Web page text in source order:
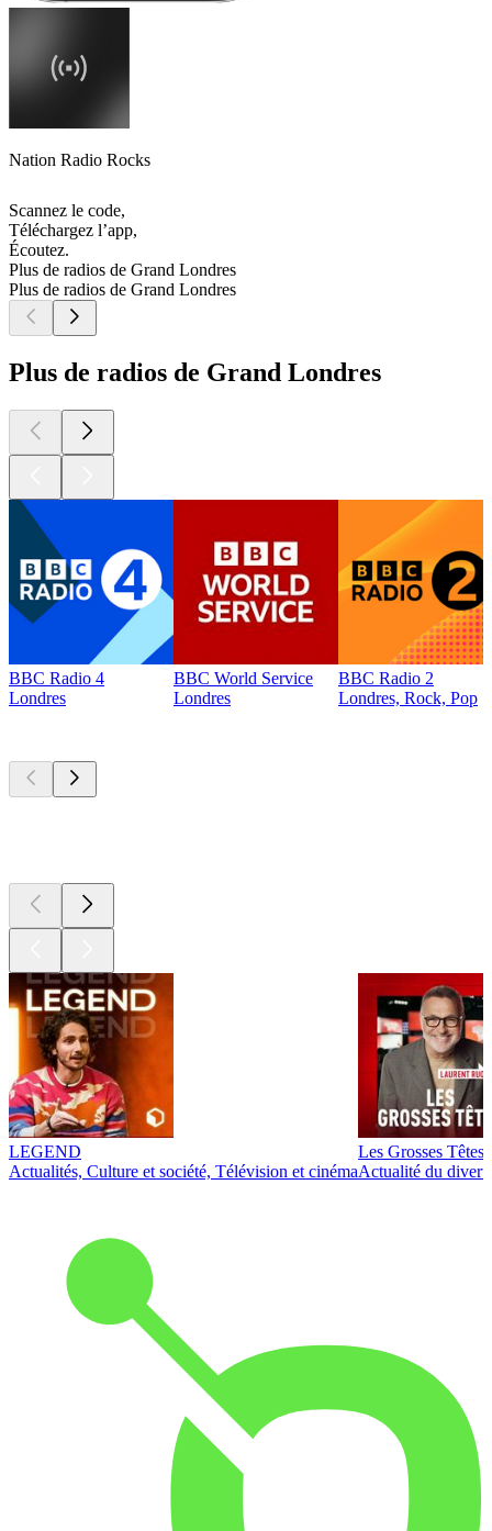
Nation Radio Rocks
Scannez le code,
Téléchargez l’app,
Écoutez.
Plus de radios de Grand Londres
Plus de radios de Grand Londres
Plus de radios de Grand Londres
BBC Radio 4
Londres
BBC World Service
Londres
BBC Radio 2
Londres, Rock, Pop
LEGEND
Actualités, Culture et société, Télévision et cinéma
Les Grosses Têtes
Actualité du